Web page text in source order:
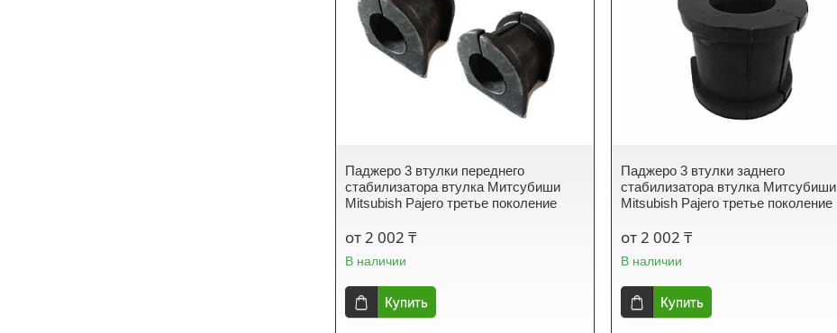
Паджеро 3 втулки переднего
стабилизатора втулка Митсубиши
Mitsubish Pajero третье поколение
от 2 002 ₸
В наличии
Купить
Паджеро 3 втулки заднего
стабилизатора втулка Митсубиши
Mitsubish Pajero третье поколение
от 2 002 ₸
В наличии
Купить